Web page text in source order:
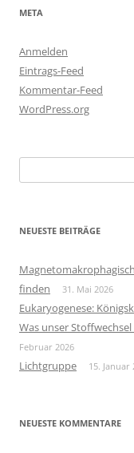
META
Anmelden
Eintrags-Feed
Kommentar-Feed
WordPress.org
nach:
NEUESTE BEITRÄGE
finden
31. Mai 2026
Eukaryogenese:
Was unser
Februar 2026
Lichtgruppe 15. Januar
NEUESTE KOMMENTARE